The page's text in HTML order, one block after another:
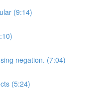
(9:14)
negation. (7:04)
(5:24)